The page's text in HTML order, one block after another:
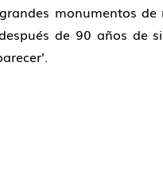
monumentos
de 90 años de